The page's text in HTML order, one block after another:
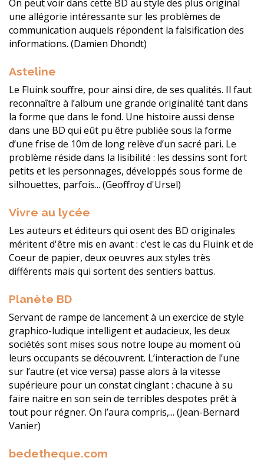
On peut voir dans cette BD au style des plus original
une allégorie intéressante sur les problèmes de
communication auquels répondent la falsification des
informations. (Damien Dhondt)
Asteline
Le Fluink souffre, pour ainsi dire, de ses qualités. Il faut
reconnaître à l’album une grande originalité tant dans
la forme que dans le fond. Une histoire aussi dense
dans une BD qui eût pu être publiée sous la forme
d’une frise de 10m de long relève d’un sacré pari. Le
problème réside dans la lisibilité : les dessins sont fort
petits et les personnages, développés sous forme de
silhouettes, parfois... (Geoffroy d'Ursel)
Vivre au lycée
Les auteurs et éditeurs qui osent des BD originales
méritent d'être mis en avant : c'est le cas du Fluink et de
Coeur de papier, deux oeuvres aux styles très
différents mais qui sortent des sentiers battus.
Planète BD
Servant de rampe de lancement à un exercice de style
graphico-ludique intelligent et audacieux, les deux
sociétés sont mises sous notre loupe au moment où
leurs occupants se découvrent. L’interaction de l’une
sur l’autre (et vice versa) passe alors à la vitesse
supérieure pour un constat cinglant : chacune à su
faire naitre en son sein de terribles despotes prêt à
tout pour régner. On l’aura compris,... (Jean-Bernard
Vanier)
bedetheque.com